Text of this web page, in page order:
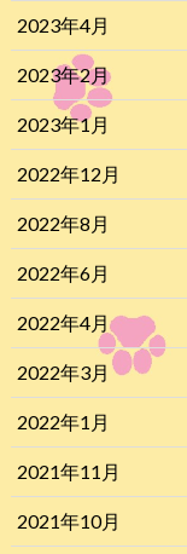
2023年4月
2023年2月
2023年1月
2022年12月
2022年8月
2022年6月
2022年4月
2022年3月
2022年1月
2021年11月
2021年10月